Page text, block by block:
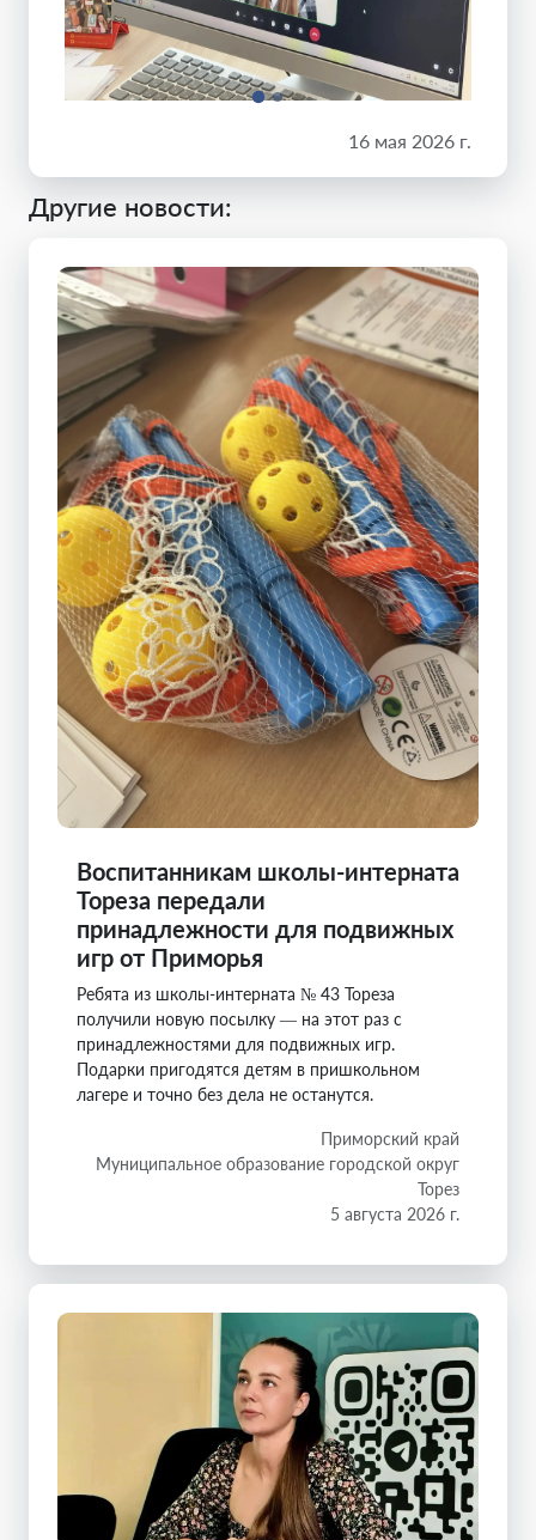
16 мая 2026 г.
Другие новости:
Воспитанникам школы-интерната
Тореза передали
принадлежности для подвижных
игр от Приморья
Ребята из школы-интерната № 43 Тореза
получили новую посылку — на этот раз с
принадлежностями для подвижных игр.
Подарки пригодятся детям в пришкольном
лагере и точно без дела не останутся.
Приморский край
Муниципальное образование городской округ
Торез
5 августа 2026 г.